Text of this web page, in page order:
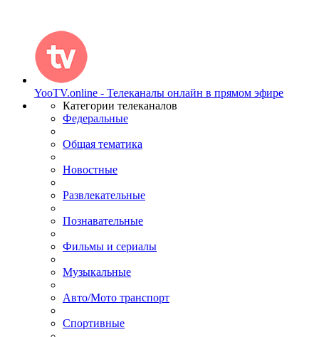
YooTV.online - Телеканалы онлайн в прямом эфире
Категории телеканалов
Федеральные
Общая тематика
Новостные
Развлекательные
Познавательные
Фильмы и сериалы
Музыкальные
Авто/Мото транспорт
Спортивные